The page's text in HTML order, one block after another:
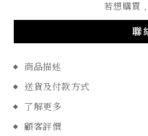
若想購買
聯
商品描述
送貨及付款方式
了解更多
顧客評價